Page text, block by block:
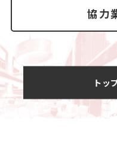
協力
トッ